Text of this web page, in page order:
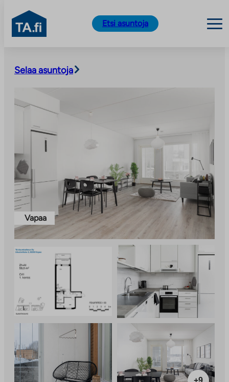
sisältöön
TA.fi
Etsi asuntoja
Selaa asuntoja
Vapaa
+9